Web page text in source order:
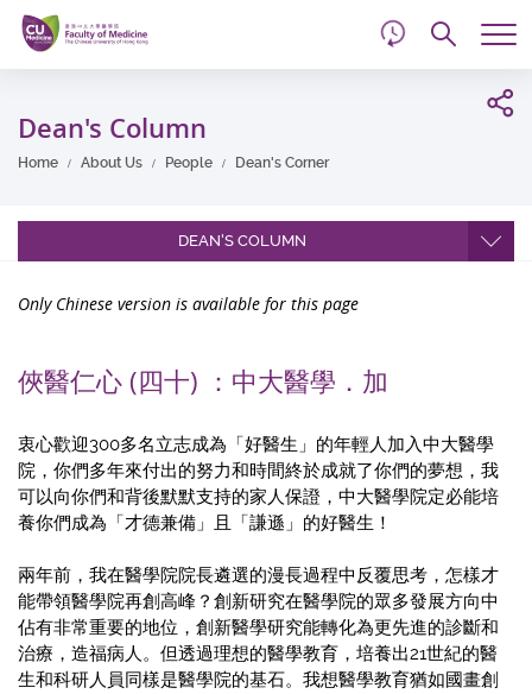
Skip
main
content
Dean's Column
Home About Us People Dean's Corner
DEAN'S COLUMN
Only Chinese version is available for this page
俠醫仁心 (四十) ：中大醫學．加
衷心歡迎300多名立志成為「好醫生」的年輕人加入中大醫學
院，你們多年來付出的努力和時間終於成就了你們的夢想，我
可以向你們和背後默默支持的家人保證，中大醫學院定必能培
養你們成為「才德兼備」且「謙遜」的好醫生！
兩年前，我在醫學院院長遴選的漫長過程中反覆思考，怎樣才
能帶領醫學院再創高峰？創新研究在醫學院的眾多發展方向中
佔有非常重要的地位，創新醫學研究能轉化為更先進的診斷和
治療，造福病人。但透過理想的醫學教育，培養出21世紀的醫
生和科研人員同樣是醫學院的基石。我想醫學教育猶如國畫創